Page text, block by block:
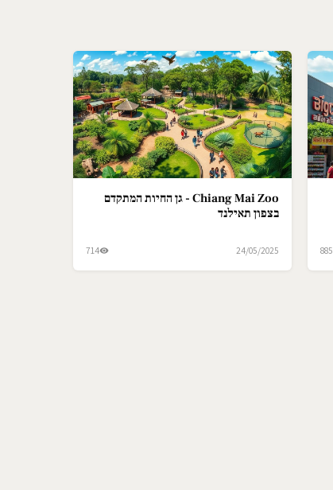
885
Chiang Mai Zoo - גן החיות המתקדם
בצפון תאילנד
24/05/2025
714